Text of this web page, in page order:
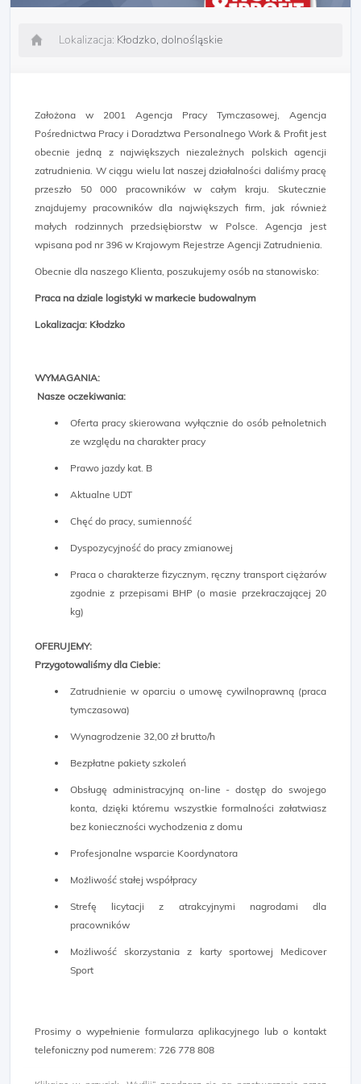
Lokalizacja: Kłodzko, dolnośląskie
Założona w 2001 Agencja Pracy Tymczasowej, Agencja
Pośrednictwa Pracy i Doradztwa Personalnego Work & Profit jest
obecnie jedną z największych niezależnych polskich agencji
zatrudnienia. W ciągu wielu lat naszej działalności daliśmy pracę
przeszło 50 000 pracowników w całym kraju. Skutecznie
znajdujemy pracowników dla największych firm, jak również
małych rodzinnych przedsiębiorstw w Polsce. Agencja jest
wpisana pod nr 396 w Krajowym Rejestrze Agencji Zatrudnienia.
Obecnie dla naszego Klienta, poszukujemy osób na stanowisko:
Praca na dziale logistyki w markecie budowalnym
Lokalizacja: Kłodzko
WYMAGANIA:
Nasze oczekiwania:
Oferta pracy skierowana wyłącznie do osób pełnoletnich
ze względu na charakter pracy
Prawo jazdy kat. B
Aktualne UDT
Chęć do pracy, sumienność
Dyspozycyjność do pracy zmianowej
Praca o charakterze fizycznym, ręczny transport ciężarów
zgodnie z przepisami BHP (o masie przekraczającej 20
kg)
OFERUJEMY:
Przygotowaliśmy dla Ciebie:
Zatrudnienie w oparciu o umowę cywilnoprawną (praca
tymczasowa)
Wynagrodzenie 32,00 zł brutto/h
Bezpłatne pakiety szkoleń
Obsługę administracyjną on-line - dostęp do swojego
konta, dzięki któremu wszystkie formalności załatwiasz
bez konieczności wychodzenia z domu
Profesjonalne wsparcie Koordynatora
Możliwość stałej współpracy
Strefę licytacji z atrakcyjnymi nagrodami dla
pracowników
Możliwość skorzystania z karty sportowej Medicover
Sport
Prosimy o wypełnienie formularza aplikacyjnego lub o kontakt
telefoniczny pod numerem: 726 778 808